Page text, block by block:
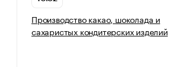
Производство какао, шоколада и
сахаристых кондитерских изделий